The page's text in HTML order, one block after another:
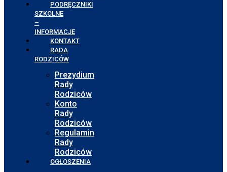
PODRĘCZNIKI
SZKOLNE
–
INFORMACJE
KONTAKT
RADA
RODZICÓW
Prezydium
Rady
Rodziców
Konto
Rady
Rodziców
Regulamin
Rady
Rodziców
OGŁOSZENIA